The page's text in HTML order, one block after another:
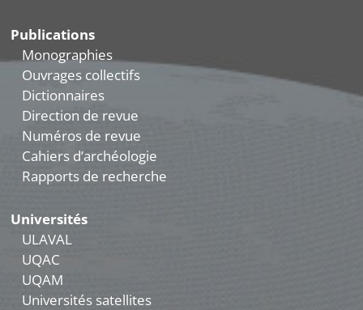
Publications
Monographies
Ouvrages collectifs
Dictionnaires
Direction de revue
Numéros de revue
Cahiers d’archéologie
Rapports de recherche
Universités
ULAVAL
UQAC
UQAM
Universités satellites